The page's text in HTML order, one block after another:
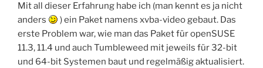
Mit all dieser Erfahrung habe ich (man kennt es ja nicht
anders
) ein Paket namens xvba-video gebaut. Das
erste Problem war, wie man das Paket für openSUSE
11.3, 11.4 und auch Tumbleweed mit jeweils für 32-bit
und 64-bit Systemen baut und regelmäßig aktualisiert.